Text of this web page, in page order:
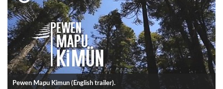
Pewen Mapu Kimun (English trailer).